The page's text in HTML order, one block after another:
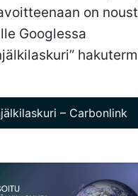
on
Googlessa
– Carbonlink